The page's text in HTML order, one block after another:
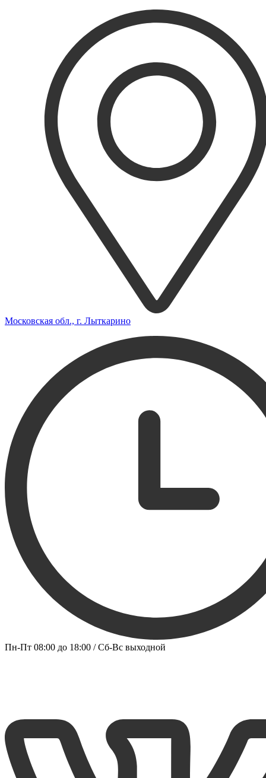
Московская обл., г. Лыткарино
Пн-Пт 08:00 до 18:00 / Сб-Вс выходной